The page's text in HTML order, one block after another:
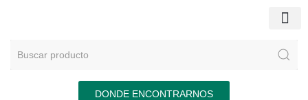
DONDE ENCONTRARNOS